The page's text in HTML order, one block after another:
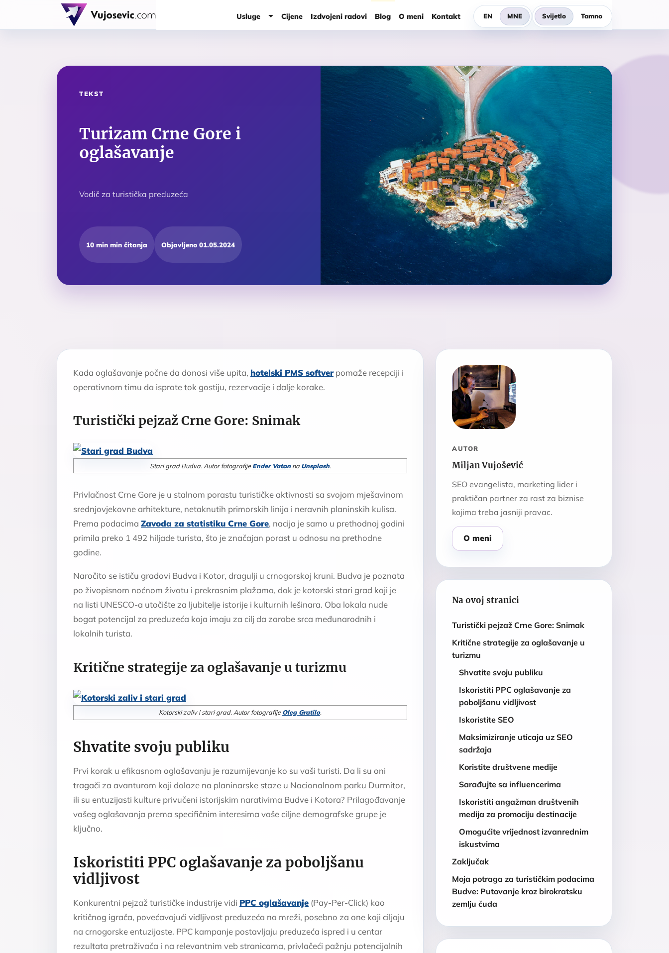
Usluge Usluge
Cijene Izdvojeni radovi Blog O meni Kontakt EN MNE Svijetlo Tamno
TEKST
Turizam Crne Gore i
oglašavanje
Vodič za turistička preduzeća
10 min min čitanja Objavljeno 01.05.2024
Kada oglašavanje počne da donosi više upita, hotelski PMS softverpomaže recepciji i
operativnom timu da isprate tok gostiju, rezervacije i dalje korake.
Turistički pejzaž Crne Gore: Snimak
Stari grad Budva. Autor fotografijeEnder Vatanna Unsplash.
Privlačnost Crne Gore je u stalnom porastu turističke aktivnosti sa svojom mješavinom
srednjovjekovne arhitekture, netaknutih primorskih linija i neravnih planinskih kulisa.
Prema podacima Zavoda za statistiku Crne Gore, nacija je samo u prethodnoj godini
primila preko 1 492 hiljade turista, što je značajan porast u odnosu na prethodne
godine.
Naročito se ističu gradovi Budva i Kotor, dragulji u crnogorskoj kruni. Budva je poznata
po živopisnom noćnom životu i prekrasnim plažama, dok je kotorski stari grad koji je
na listi UNESCO-a utočište za ljubitelje istorije i kulturnih lešinara. Oba lokala nude
bogat potencijal za preduzeća koja imaju za cilj da zarobe srca međunarodnih i
lokalnih turista.
Kritične strategije za oglašavanje u turizmu
Kotorski zaliv i stari grad. Autor fotografijeOleg Gratilo.
Shvatite svoju publiku
Prvi korak u efikasnom oglašavanju je razumijevanje ko su vaši turisti. Da li su oni
tragači za avanturom koji dolaze na planinarske staze u Nacionalnom parku Durmitor,
ili su entuzijasti kulture privučeni istorijskim narativima Budve i Kotora? Prilagođavanje
vašeg oglašavanja prema specifičnim interesima vaše ciljne demografske grupe je
ključno.
Iskoristiti PPC oglašavanje za poboljšanu
vidljivost
Konkurentni pejzaž turističke industrije vidi PPC oglašavanje (Pay-Per-Click) kao
kritičnog igrača, povećavajući vidljivost preduzeća na mreži, posebno za one koji ciljaju
na crnogorske entuzijaste. PPC kampanje postavljaju preduzeća ispred i u centar
rezultata pretraživača i na relevantnim veb stranicama, privlačeći pažnju potencijalnih
AUTOR
Miljan Vujošević
SEO evangelista, marketing lider i
praktičan partner za rast za biznise
kojima treba jasniji pravac.
O meni
Na ovoj stranici
Turistički pejzaž Crne Gore: Snimak
Kritične strategije za oglašavanje u
turizmu
Shvatite svoju publiku
Iskoristiti PPC oglašavanje za
poboljšanu vidljivost
Iskoristite SEO
Maksimiziranje uticaja uz SEO
sadržaja
Koristite društvene medije
Sarađujte sa influencerima
Iskoristiti angažman društvenih
medija za promociju destinacije
Omogućite vrijednost izvanrednim
iskustvima
Zaključak
Moja potraga za turističkim podacima
Budve: Putovanje kroz birokratsku
zemlju čuda